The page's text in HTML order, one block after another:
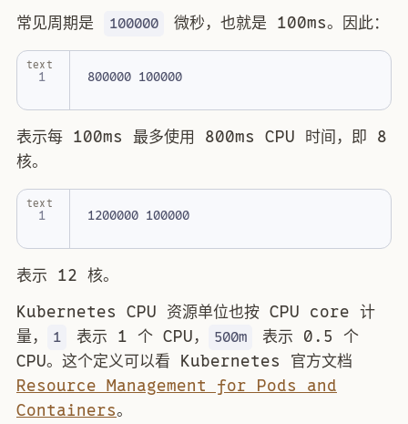
常见周期是
100000 微秒，也就是 100ms。因此：
1
text
表示每 100ms 最多使用 800ms CPU 时间，即 8
核。
1
text
表示 12 核。
Kubernetes CPU 资源单位也按 CPU core 计
量，
1 表示 1 个 CPU， 500m
表示 0.5 个
CPU。这个定义可以看 Kubernetes 官方文档
Resource Management for Pods and
Containers。